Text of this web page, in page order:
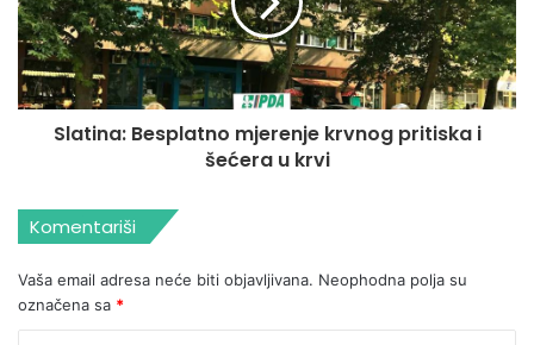
Slatina: Besplatno mjerenje krvnog pritiska i
šećera u krvi
Komentariši
Vaša email adresa neće biti objavljivana. Neophodna polja su
označena sa *